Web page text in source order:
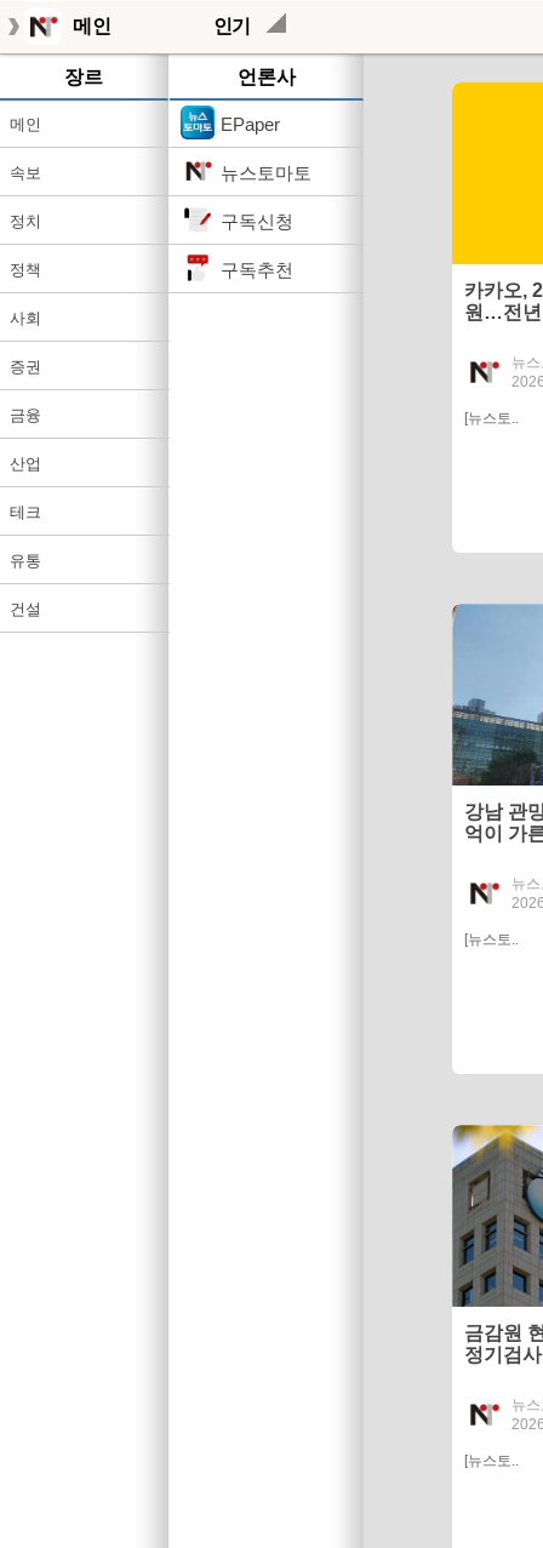
메인 인기
장르
메인
속보
정치
정책
사회
증권
금융
산업
테크
유통
건설
언론사
EPaper
뉴스토마토
구독신청
구독추천
카카오,
원…전년
뉴
[뉴스토..
강남 관
억이 가
뉴
[뉴스토..
금감원
정기검
뉴
[뉴스토..